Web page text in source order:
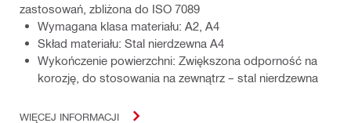
zastosowań, zbliżona do ISO 7089
Wymagana klasa materiału: A2, A4
Skład materiału: Stal nierdzewna A4
Wykończenie powierzchni: Zwiększona odporność na
korozję, do stosowania na zewnątrz – stal nierdzewna
WIĘCEJ INFORMACJI